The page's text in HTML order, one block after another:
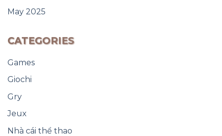
May 2025
CATEGORIES
Games
Giochi
Gry
Jeux
Nhà cái thể thao